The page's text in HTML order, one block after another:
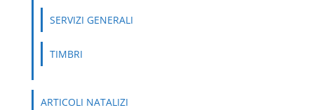
SERVIZI GENERALI
TIMBRI
ARTICOLI NATALIZI